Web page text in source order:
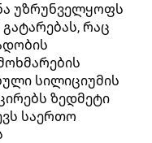
უზრუნველყოფს
რაც
სილიციუმის
ზედმეტი
საერთო